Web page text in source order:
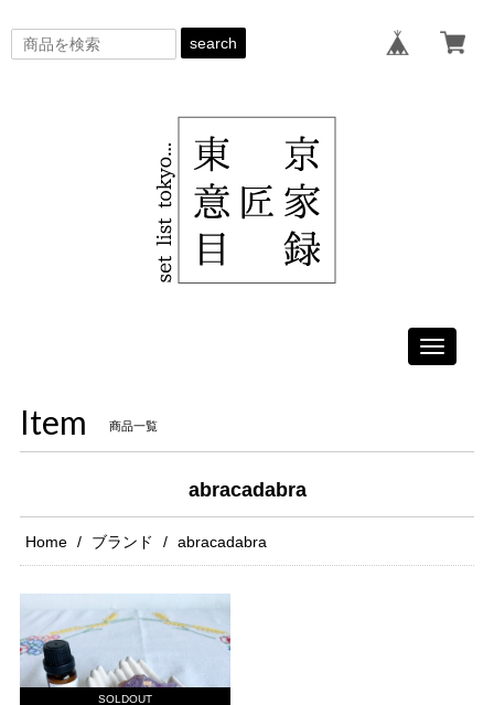
search
Toggle
Item 商品一覧
abracadabra
Home ブランド abracadabra
SOLDOUT